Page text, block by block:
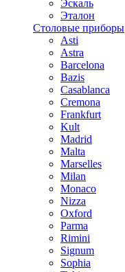
Эскаль
Эталон
Столовые приборы
Asti
Astra
Barcelona
Bazis
Casablanca
Cremona
Frankfurt
Kult
Madrid
Malta
Marselles
Milan
Monaco
Nizza
Oxford
Parma
Rimini
Signum
Sophia